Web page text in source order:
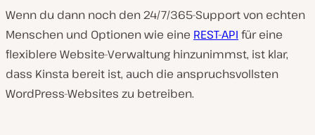
Wenn du dann noch den 24/7/365-Support von echten
Menschen und Optionen wie eine REST-API für eine
flexiblere Website-Verwaltung hinzunimmst, ist klar,
dass Kinsta bereit ist, auch die anspruchsvollsten
WordPress-Websites zu betreiben.